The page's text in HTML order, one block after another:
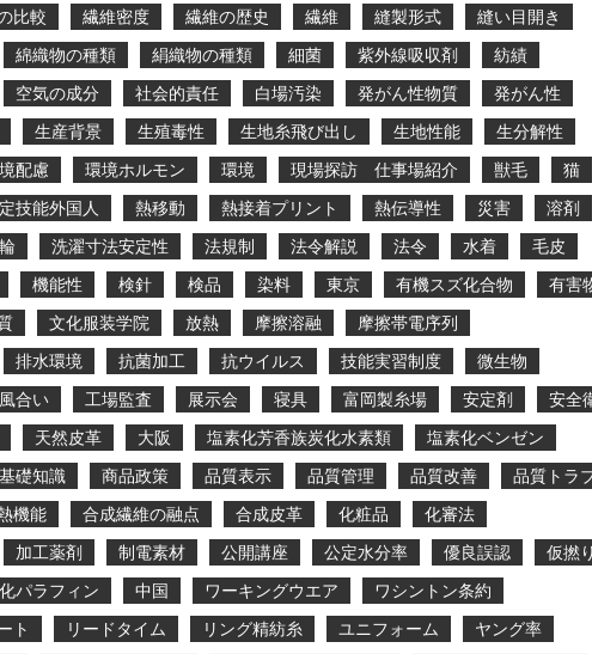
比較 繊維密度 繊維の歴史 繊維 縫製形式
縫い目開き
綿織物の種類 絹織物の種類 細菌 紫外線吸収剤
紡績
空気の成分 社会的責任 白場汚染 発がん性物質
発がん性
生産背景 生殖毒性 生地糸飛び出し 生地性能
生分解性
配慮 環境ホルモン 環境 現場探訪 仕事場紹介 獣毛
猫
技能外国人 熱移動 熱接着プリント 熱伝導性 災害
溶剤
洗濯寸法安定性 法規制 法令解説 法令 水着
毛皮
機能性 検針 検品 染料 東京 有機スズ化合物
有害
文化服装学院 放熱 摩擦溶融
摩擦帯電序列
排水環境 抗菌加工 抗ウイルス 技能実習制度
微生物
合い 工場監査 展示会 寝具 富岡製糸場 安定剤
安全
天然皮革 大阪 塩素化芳香族炭化水素類
塩素化ベンゼン
基礎知識 商品政策 品質表示 品質管理 品質改善
品質トラ
機能 合成繊維の融点 合成皮革 化粧品
化審法
加工薬剤 制電素材 公開講座 公定水分率 優良誤認
仮撚
パラフィン 中国 ワーキングウエア
ワシントン条約
ト リードタイム リング精紡糸 ユニフォーム
ヤング率